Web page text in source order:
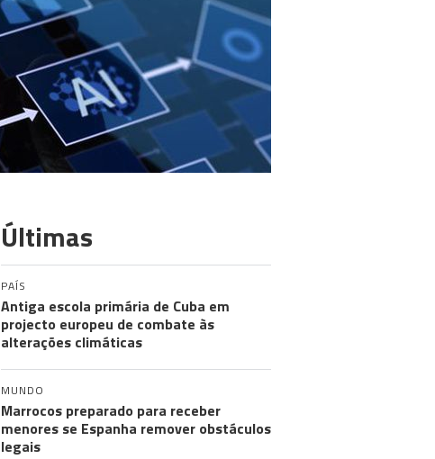
Últimas
PAÍS
Antiga escola primária de Cuba em
projecto europeu de combate às
alterações climáticas
MUNDO
Marrocos preparado para receber
menores se Espanha remover obstáculos
legais